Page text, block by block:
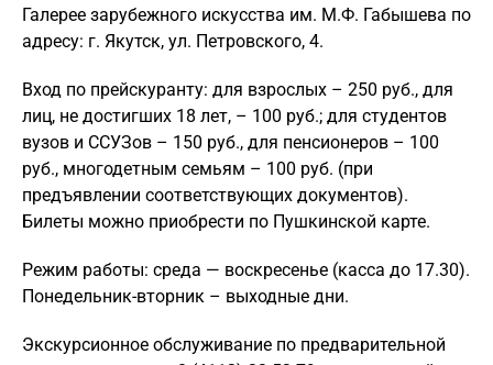
Галерее зарубежного искусства им. М.Ф. Габышева по
адресу: г. Якутск, ул. Петровского, 4.
Вход по прейскуранту: для взрослых – 250 руб., для
лиц, не достигших 18 лет, – 100 руб.; для студентов
вузов и ССУЗов – 150 руб., для пенсионеров – 100
руб., многодетным семьям – 100 руб. (при
предъявлении соответствующих документов).
Билеты можно приобрести по Пушкинской карте.
Режим работы: среда — воскресенье (касса до 17.30).
Понедельник-вторник – выходные дни.
Экскурсионное обслуживание по предварительной